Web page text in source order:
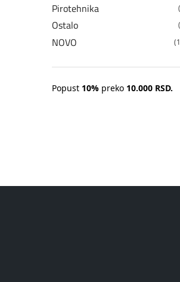
Pirotehnika
Ostalo
NOVO
Popust 10% preko 10.000 RSD.